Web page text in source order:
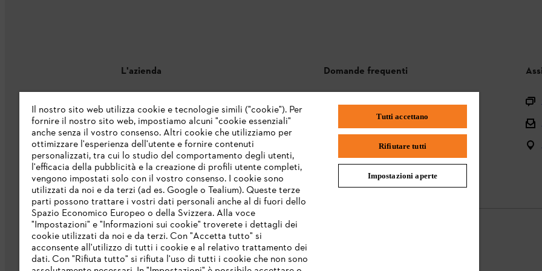
L'azienda
Catalogo
Informazioni per i fornitori
Sistema di denuncia STIHL
Domande frequenti
Batterie e attrezzi elettrici
Istruzioni per l'uso
Protezione dati Nota legale Cookies Informazioni legali
Il nostro sito web utilizza cookie e tecnologie simili ("cookie"). Per
fornire il nostro sito web, impostiamo alcuni "cookie essenziali"
anche senza il vostro consenso. Altri cookie che utilizziamo per
ottimizzare l'esperienza dell'utente e fornire contenuti
personalizzati, tra cui lo studio del comportamento degli utenti,
l'efficacia della pubblicità e la creazione di profili utente completi,
vengono impostati solo con il vostro consenso. I cookie sono
utilizzati da noi e da terzi (ad es. Google o Tealium). Queste terze
parti possono trattare i vostri dati personali anche al di fuori dello
Spazio Economico Europeo o della Svizzera. Alla voce
"Impostazioni" e "Informazioni sui cookie" troverete i dettagli dei
cookie utilizzati da noi e da terzi. Con "Accetta tutto" si
acconsente all'utilizzo di tutti i cookie e al relativo trattamento dei
dati. Con "Rifiuta tutto" si rifiuta l'uso di tutti i cookie che non sono
Tutti accettano
Rifiutare tutti
Impostazioni aperte